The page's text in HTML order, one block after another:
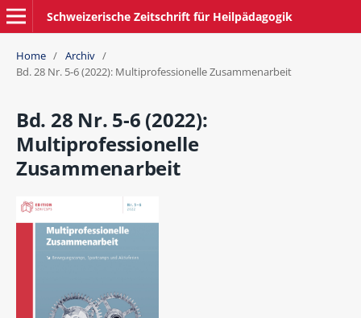
Schweizerische Zeitschrift für Heilpädagogik
Home / Archiv /
Bd. 28 Nr. 5-6 (2022): Multiprofessionelle Zusammenarbeit
Bd. 28 Nr. 5-6 (2022):
Multiprofessionelle
Zusammenarbeit